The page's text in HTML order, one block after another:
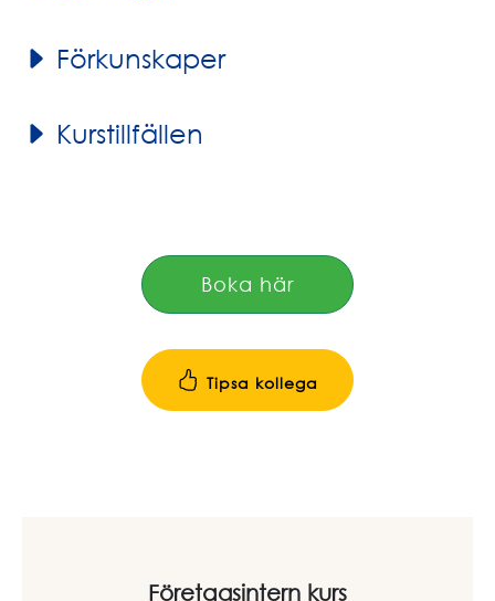
Förkunskaper
Kurstillfällen
Boka här
Tipsa kollega
Företagsintern kurs